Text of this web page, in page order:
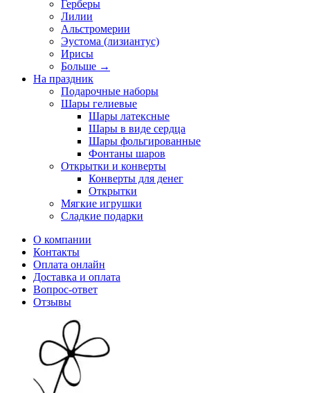
Герберы
Лилии
Альстромерии
Эустома (лизиантус)
Ирисы
Больше →
На праздник
Подарочные наборы
Шары гелиевые
Шары латексные
Шары в виде сердца
Шары фольгированные
Фонтаны шаров
Открытки и конверты
Конверты для денег
Открытки
Мягкие игрушки
Сладкие подарки
О компании
Контакты
Оплата онлайн
Доставка и оплата
Вопрос-ответ
Отзывы